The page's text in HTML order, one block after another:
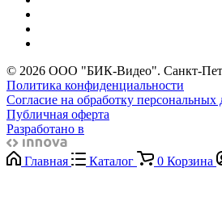
© 2026 ООО "БИК-Видео". Санкт-
Политика конфиденциальности
Согласие на обработку
Публичная оферта
Разработано в
Главная Каталог 0 Корзина